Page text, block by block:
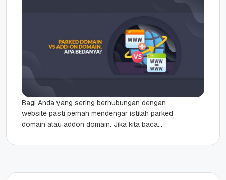
Bagi Anda yang sering berhubungan dengan
website pasti pernah mendengar istilah parked
domain atau addon domain. Jika kita baca
menggunakan kata...